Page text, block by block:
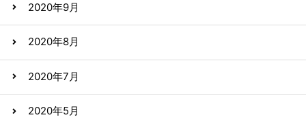
2020年9月
2020年8月
2020年7月
2020年5月